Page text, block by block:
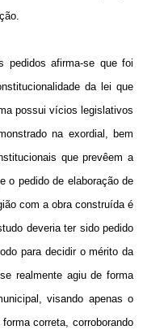
pedidos afirma-se que foi
da lei que
possui vícios legislativos
na exordial, bem
que prevêem a
o pedido de elaboração de
com a obra construída é
deveria ter sido pedido
para decidir o mérito da
realmente agiu de forma
visando apenas o
correta, corroborando